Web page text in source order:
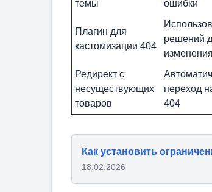
темы
ошибки
Плагин для
кастомизации 404
решений
Редирект с
несуществующих
товаров
переход
404
Как установить
18.02.2026